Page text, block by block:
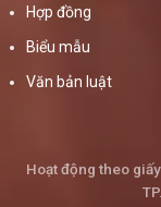
Hợp đồng
Biểu mẫu
Văn bản luật
Hoạt động theo